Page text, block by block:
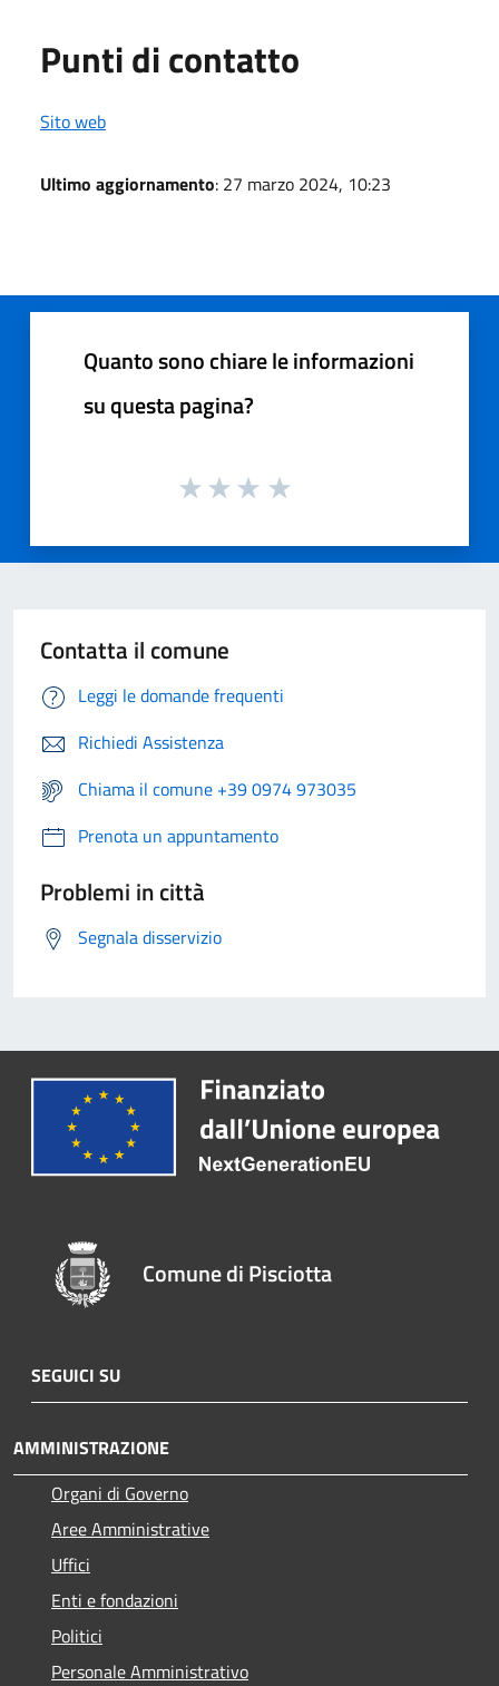
Punti di contatto
Sito web
Ultimo aggiornamento: 27 marzo 2024, 10:23
Quanto sono chiare le informazioni
su questa pagina?
Contatta il comune
Leggi le domande frequenti
Richiedi Assistenza
Chiama il comune +39 0974 973035
Prenota un appuntamento
Problemi in città
Segnala disservizio
Comune di Pisciotta
SEGUICI SU
AMMINISTRAZIONE
Organi di Governo
Aree Amministrative
Uffici
Enti e fondazioni
Politici
Personale Amministrativo